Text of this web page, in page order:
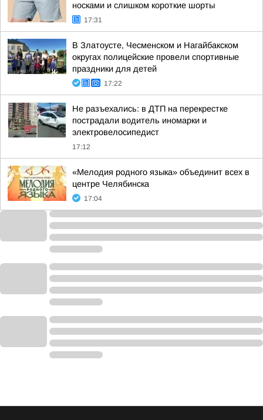
носками и слишком короткие шорты
17:31
В Златоусте, Чесменском и Нагайбакском
округах полицейские провели спортивные
праздники для детей
17:22
Не разъехались: в ДТП на перекрестке
пострадали водитель иномарки и
электровелосипедист
17:12
«Мелодия родного языка» объединит всех в
центре Челябинска
17:04